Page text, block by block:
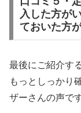
入した方が
ておいた方
最後にご紹介す
もっとしっかり
ザーさんの声です